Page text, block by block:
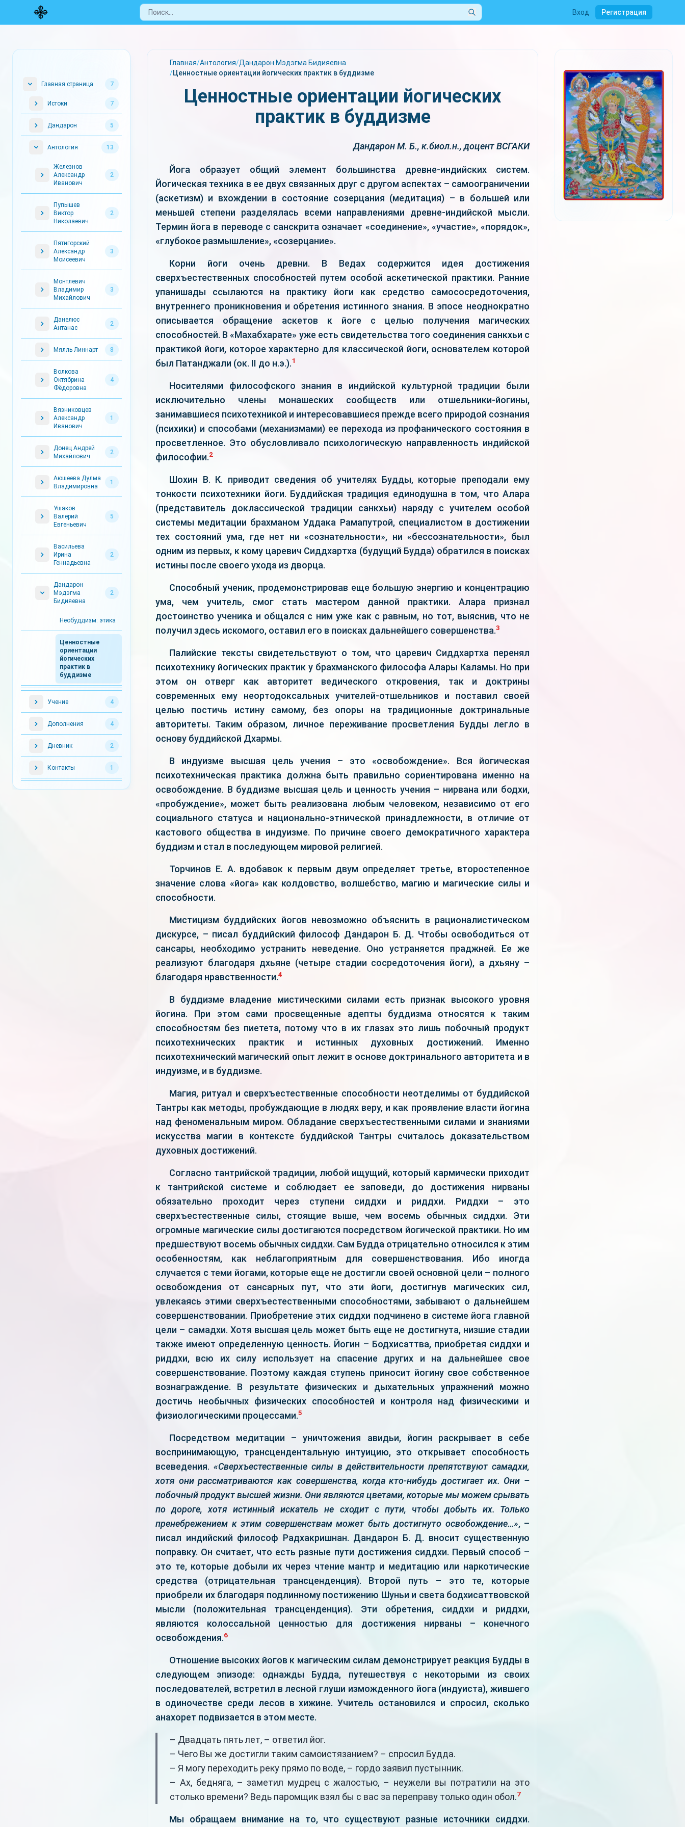
Вход Регистрация
Главная страница 7
Истоки 7
Дандарон 5
Антология 13
Железнов
Александр
Иванович
2
Пупышев
Виктор
Николаевич
2
Пятигорский
Александр
Моисеевич
3
Монтлевич
Владимир
Михайлович
3
Данелюс
Антанас
2
Мялль Линнарт 8
Волкова
Октябрина
Фёдоровна
4
Вязниковцев
Александр
Иванович
1
Донец Андрей
Михайлович
2
Аюшеева Дулма
Владимировна
1
Ушаков
Валерий
Евгеньевич
5
Васильева
Ирина
Геннадьевна
2
Дандарон
Мэдэгма
Бидияевна
2
Необуддизм: этика
Ценностные
ориентации
йогических
практик в
буддизме
Учение 4
Дополнения 4
Дневник 2
Контакты 1
Главная/Антология/Дандарон Мэдэгма Бидияевна
/Ценностные ориентации йогических практик в буддизме
Ценностные ориентации йогических
практик в буддизме
Дандарон М. Б., к.биол.н., доцент ВСГАКИ
Йога образует общий элемент большинства древне-индийских систем.
Йогическая техника в ее двух связанных друг с другом аспектах – самоограничении
(аскетизм) и вхождении в состояние созерцания (медитация) – в большей или
меньшей степени разделялась всеми направлениями древне-индийской мысли.
Термин йога в переводе с санскрита означает «соединение», «участие», «порядок»,
«глубокое размышление», «созерцание».
Корни йоги очень древни. В Ведах содержится идея достижения
сверхъестественных способностей путем особой аскетической практики. Ранние
упанишады ссылаются на практику йоги как средство самососредоточения,
внутреннего проникновения и обретения истинного знания. В эпосе неоднократно
описывается обращение аскетов к йоге с целью получения магических
способностей. В «Махабхарате» уже есть свидетельства того соединения санкхьи с
практикой йоги, которое характерно для классической йоги, основателем которой
был Патанджали (ок. II до н.э.).1
Носителями философского знания в индийской культурной традиции были
исключительно члены монашеских сообществ или отшельники-йогины,
занимавшиеся психотехникой и интересовавшиеся прежде всего природой сознания
(психики) и способами (механизмами) ее перехода из профанического состояния в
просветленное. Это обусловливало психологическую направленность индийской
философии.2
Шохин В. К. приводит сведения об учителях Будды, которые преподали ему
тонкости психотехники йоги. Буддийская традиция единодушна в том, что Алара
(представитель доклассической традиции санкхьи) наряду с учителем особой
системы медитации брахманом Уддака Рамапутрой, специалистом в достижении
тех состояний ума, где нет ни «сознательности», ни «бессознательности», был
одним из первых, к кому царевич Сиддхартха (будущий Будда) обратился в поисках
истины после своего ухода из дворца.
Способный ученик, продемонстрировав еще большую энергию и концентрацию
ума, чем учитель, смог стать мастером данной практики. Алара признал
достоинство ученика и общался с ним уже как с равным, но тот, выяснив, что не
получил здесь искомого, оставил его в поисках дальнейшего совершенства.3
Палийские тексты свидетельствуют о том, что царевич Сиддхартха перенял
психотехнику йогических практик у брахманского философа Алары Каламы. Но при
этом он отверг как авторитет ведического откровения, так и доктрины
современных ему неортодоксальных учителей-отшельников и поставил своей
целью постичь истину самому, без опоры на традиционные доктринальные
авторитеты. Таким образом, личное переживание просветления Будды легло в
основу буддийской Дхармы.
В индуизме высшая цель учения – это «освобождение». Вся йогическая
психотехническая практика должна быть правильно сориентирована именно на
освобождение. В буддизме высшая цель и ценность учения – нирвана или бодхи,
«пробуждение», может быть реализована любым человеком, независимо от его
социального статуса и национально-этнической принадлежности, в отличие от
кастового общества в индуизме. По причине своего демократичного характера
буддизм и стал в последующем мировой религией.
Торчинов Е. А. вдобавок к первым двум определяет третье, второстепенное
значение слова «йога» как колдовство, волшебство, магию и магические силы и
способности.
Мистицизм буддийских йогов невозможно объяснить в рационалистическом
дискурсе, – писал буддийский философ Дандарон Б. Д. Чтобы освободиться от
сансары, необходимо устранить неведение. Оно устраняется праджней. Ее же
реализуют благодаря дхьяне (четыре стадии сосредоточения йоги), а дхьяну –
благодаря нравственности.4
В буддизме владение мистическими силами есть признак высокого уровня
йогина. При этом сами просвещенные адепты буддизма относятся к таким
способностям без пиетета, потому что в их глазах это лишь побочный продукт
психотехнических практик и истинных духовных достижений. Именно
психотехнический магический опыт лежит в основе доктринального авторитета и в
индуизме, и в буддизме.
Магия, ритуал и сверхъестественные способности неотделимы от буддийской
Тантры как методы, пробуждающие в людях веру, и как проявление власти йогина
над феноменальным миром. Обладание сверхъестественными силами и знаниями
искусства магии в контексте буддийской Тантры считалось доказательством
духовных достижений.
Согласно тантрийской традиции, любой ищущий, который кармически приходит
к тантрийской системе и соблюдает ее заповеди, до достижения нирваны
обязательно проходит через ступени сиддхи и риддхи. Риддхи – это
сверхъестественные силы, стоящие выше, чем восемь обычных сиддхи. Эти
огромные магические силы достигаются посредством йогической практики. Но им
предшествуют восемь обычных сиддхи. Сам Будда отрицательно относился к этим
особенностям, как неблагоприятным для совершенствования. Ибо иногда
случается с теми йогами, которые еще не достигли своей основной цели – полного
освобождения от сансарных пут, что эти йоги, достигнув магических сил,
увлекаясь этими сверхъестественными способностями, забывают о дальнейшем
совершенствовании. Приобретение этих сиддхи подчинено в системе йога главной
цели – самадхи. Хотя высшая цель может быть еще не достигнута, низшие стадии
также имеют определенную ценность. Йогин – Бодхисаттва, приобретая сиддхи и
риддхи, всю их силу использует на спасение других и на дальнейшее свое
совершенствование. Поэтому каждая ступень приносит йогину свое собственное
вознаграждение. В результате физических и дыхательных упражнений можно
достичь необычных физических способностей и контроля над физическими и
физиологическими процессами.5
Посредством медитации – уничтожения авидьи, йогин раскрывает в себе
воспринимающую, трансцендентальную интуицию, это открывает способность
всеведения. «Сверхъестественные силы в действительности препятствуют самадхи,
хотя они рассматриваются как совершенства, когда кто-нибудь достигает их. Они –
побочный продукт высшей жизни. Они являются цветами, которые мы можем срывать
по дороге, хотя истинный искатель не сходит с пути, чтобы добыть их. Только
пренебрежением к этим совершенствам может быть достигнуто освобождение…», –
писал индийский философ Радхакришнан. Дандарон Б. Д. вносит существенную
поправку. Он считает, что есть разные пути достижения сиддхи. Первый способ –
это те, которые добыли их через чтение мантр и медитацию или наркотические
средства (отрицательная трансценденция). Второй путь – это те, которые
приобрели их благодаря подлинному постижению Шуньи и света бодхисаттвовской
мысли (положительная трансценденция). Эти обретения, сиддхи и риддхи,
являются колоссальной ценностью для достижения нирваны – конечного
освобождения.6
Отношение высоких йогов к магическим силам демонстрирует реакция Будды в
следующем эпизоде: однажды Будда, путешествуя с некоторыми из своих
последователей, встретил в лесной глуши изможденного йога (индуиста), жившего
в одиночестве среди лесов в хижине. Учитель остановился и спросил, сколько
анахорет подвизается в этом месте.
– Двадцать пять лет, – ответил йог.
– Чего Вы же достигли таким самоистязанием? – спросил Будда.
– Я могу переходить реку прямо по воде, – гордо заявил пустынник.
– Ах, бедняга, – заметил мудрец с жалостью, – неужели вы потратили на это
столько времени? Ведь паромщик взял бы с вас за переправу только один обол.7
Мы обращаем внимание на то, что существуют разные источники сиддхи.